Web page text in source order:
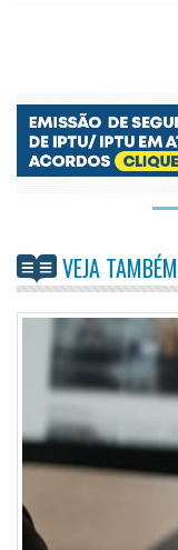
VEJA TAMBÉM